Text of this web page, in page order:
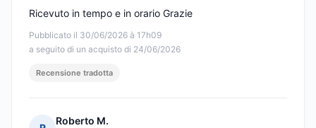
Pubblicato il 30/06/2026 à 17h09
a seguito di un acquisto di 24/06/2026
Ricevuto in tempo e in orario Grazie
Recensione tradotta
Roberto M.